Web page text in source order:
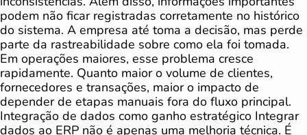
podem não ficar registradas corretamente no histórico
do sistema. A empresa até toma a decisão, mas perde
parte da rastreabilidade sobre como ela foi tomada.
Em operações maiores, esse problema cresce
rapidamente. Quanto maior o volume de clientes,
fornecedores e transações, maior o impacto de
depender de etapas manuais fora do fluxo principal.
Integração de dados como ganho estratégico Integrar
dados ao ERP não é apenas uma melhoria técnica. É